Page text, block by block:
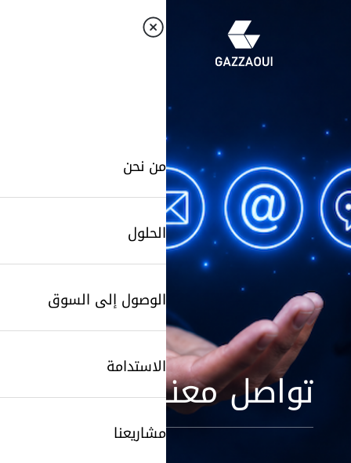
من نحن
الحلول
الوصول إلى السوق
الاستدامة
مشاريعنا
تواصل معنا